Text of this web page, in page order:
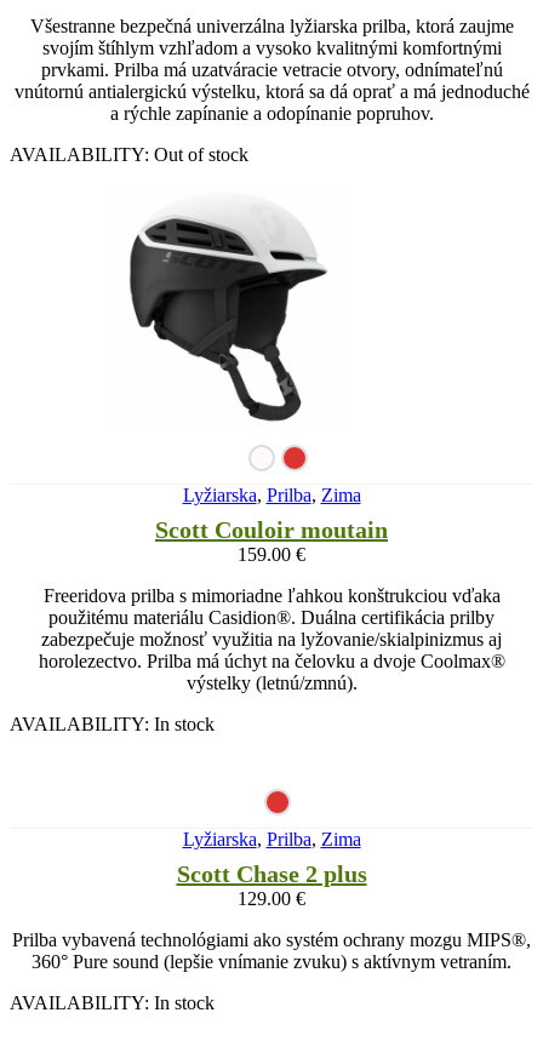
Všestranne bezpečná univerzálna lyžiarska prilba, ktorá zaujme
svojím štíhlym vzhľadom a vysoko kvalitnými komfortnými
prvkami. Prilba má uzatváracie vetracie otvory, odnímateľnú
vnútornú antialergickú výstelku, ktorá sa dá oprať a má jednoduché
a rýchle zapínanie a odopínanie popruhov.
AVAILABILITY: Out of stock
Lyžiarska, Prilba, Zima
Scott Couloir moutain
159.00 €
Freeridova prilba s mimoriadne ľahkou konštrukciou vďaka
použitému materiálu Casidion®. Duálna certifikácia prilby
zabezpečuje možnosť využitia na lyžovanie/skialpinizmus aj
horolezectvo. Prilba má úchyt na čelovku a dvoje Coolmax®
výstelky (letnú/zmnú).
AVAILABILITY: In stock
Lyžiarska, Prilba, Zima
Scott Chase 2 plus
129.00 €
Prilba vybavená technológiami ako systém ochrany mozgu MIPS®,
360° Pure sound (lepšie vnímanie zvuku) s aktívnym vetraním.
AVAILABILITY: In stock